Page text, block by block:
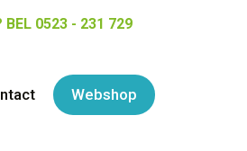
BEL 0523 - 231 729
Webshop